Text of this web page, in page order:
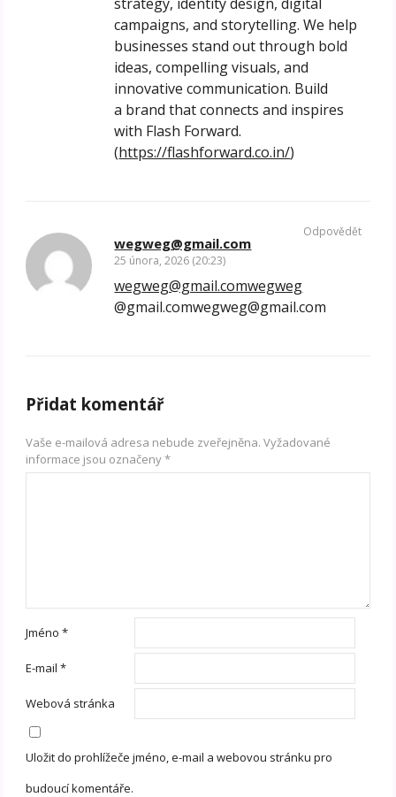
strategy, identity design, digital
campaigns, and storytelling. We help
businesses stand out through bold
ideas, compelling visuals, and
innovative communication. Build
a brand that connects and inspires
with Flash Forward.
(https://flashforward.co.in/)
wegweg@gmail.com
25 února, 2026 (20:23)
wegweg@gmail.comwegweg
@gmail.comwegweg@gmail.com
Odpovědět
Přidat komentář
Vaše e-mailová adresa nebude zveřejněna. Vyžadované
informace jsou označeny*
Jméno*
E-mail*
Webová stránka
Uložit do prohlížeče jméno, e-mail a webovou stránku pro
budoucí komentáře.